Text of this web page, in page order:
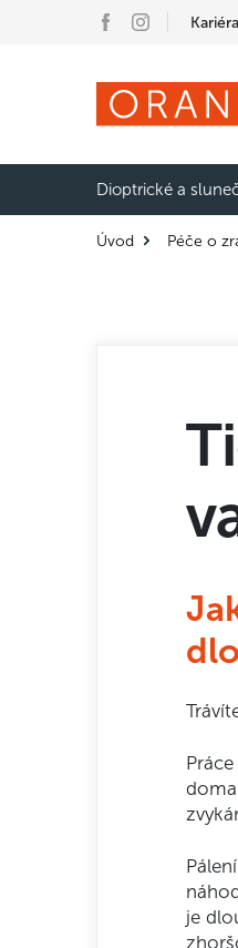
Kariéra
Dioptrické a
Úvod Péče o
je